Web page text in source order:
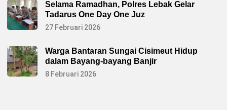
Selama Ramadhan, Polres Lebak Gelar
Tadarus One Day One Juz
27 Februari 2026
Warga Bantaran Sungai Cisimeut Hidup
dalam Bayang-bayang Banjir
8 Februari 2026